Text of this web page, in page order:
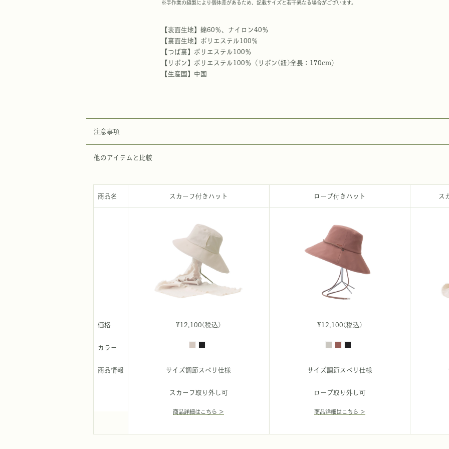
※手作業の縫製により個体差があるため、記載サイズと若干異なる場合がございます。
【表面生地】綿60％、ナイロン40％
【裏面生地】ポリエステル100％
【つば裏】ポリエステル100％
【リボン】ポリエステル100％（リボン(紐)全長：170cm）
【生産国】中国
注意事項
他のアイテムと比較
商品名
価格
カラー
商品情報
スカーフ付きハット
¥12,100(税込)
サイズ調節スベリ仕様
スカーフ取り外し可
商品詳細はこちら ＞
ロープ付きハット
¥12,100(税込)
サイズ調節スベリ仕様
ロープ取り外し可
商品詳細はこちら ＞
ス